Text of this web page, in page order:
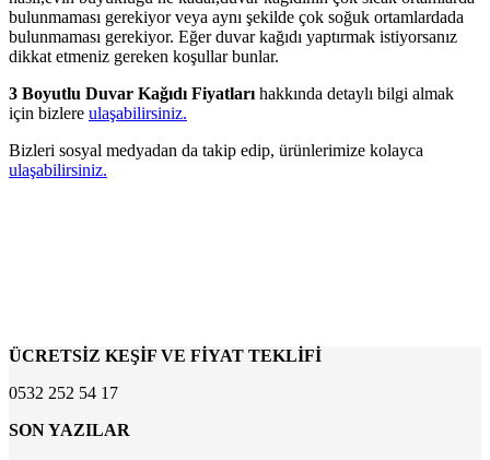
bulunmaması gerekiyor veya aynı şekilde çok soğuk ortamlardada
bulunmaması gerekiyor. Eğer duvar kağıdı yaptırmak istiyorsanız
dikkat etmeniz gereken koşullar bunlar.
3 Boyutlu Duvar Kağıdı Fiyatları hakkında detaylı bilgi almak
için bizlere ulaşabilirsiniz.
Bizleri sosyal medyadan da takip edip, ürünlerimize kolayca
ulaşabilirsiniz.
ÜCRETSİZ KEŞİF VE FİYAT TEKLİFİ
0532 252 54 17
SON YAZILAR